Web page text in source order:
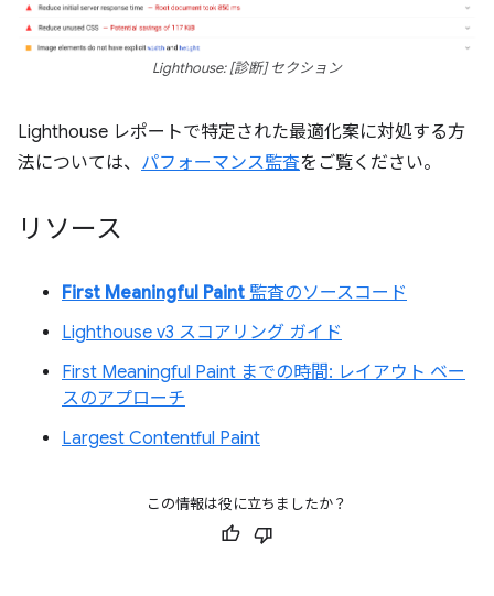
Lighthouse: [診断] セクション
Lighthouse レポートで特定された最適化案に対処する方
法については、 パフォーマンス監査をご覧ください。
リソース
First Meaningful Paint 監査のソースコード
Lighthouse v3 スコアリング ガイド
First Meaningful Paint までの時間: レイアウト ベー
スのアプローチ
Largest Contentful Paint
この情報は役に立ちましたか？